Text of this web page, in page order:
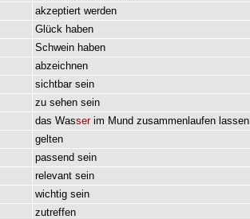
akzeptiert werden
Glück haben
Schwein haben
abzeichnen
sichtbar sein
zu sehen sein
das Wasser im Mund zusammenlaufen lassen
gelten
passend sein
relevant sein
wichtig sein
zutreffen